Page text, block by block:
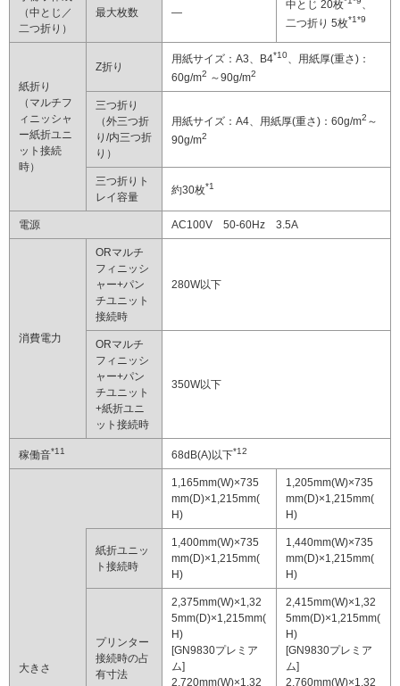
（中とじ／
二つ折り）
最大枚数 ―
中とじ 20枚
二つ折り 5枚*1*9
紙折り
（マルチフ
ィニッシャ
ー紙折ユニ
ット接続
時）
Z折り
用紙サイズ：A3、B4*10
、用紙厚(重さ)：
60g/m2 ～90g/m2
三つ折り
（外三つ折
り/内三つ折
り）
用紙サイズ：A4、用紙厚(重さ)：60g/m2 ～
90g/m2
三つ折りト
レイ容量
約30枚*1
電源 AC100V 50-60Hz 3.5A
消費電力
ORマルチ
フィニッシ
ャー+パン
チユニット
接続時
280W以下
ORマルチ
フィニッシ
ャー+パン
チユニット
+紙折ユニ
ット接続時
350W以下
稼働音*11 68dB(A)以下*12
大きさ
1,165mm(W)×735
mm(D)×1,215mm(
H)
1,205mm(W)×735
mm(D)×1,215mm(
H)
紙折ユニッ
ト接続時
1,400mm(W)×735
mm(D)×1,215mm(
H)
1,440mm(W)×735
mm(D)×1,215mm(
H)
プリンター
接続時の占
有寸法
2,375mm(W)×1,32
5mm(D)×1,215mm(
H)
[GN9830プレミア
ム]
2,720mm(W)×1,32
2,415mm(W)×1,32
5mm(D)×1,215mm(
H)
[GN9830プレミア
ム]
2,760mm(W)×1,32